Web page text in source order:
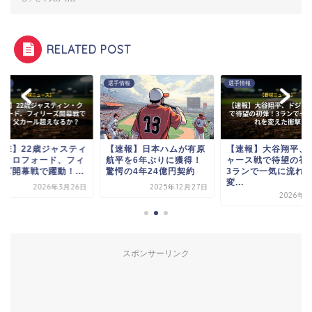
RELATED POST
撃】22歳ジャスティ
クロフォード、フィ
ズ開幕戦で躍動！...
2026年3月26日
選手情報
【速報】日本ハムが有原
航平を6年ぶりに獲得！
驚愕の4年24億円契約
2025年12月27日
選手情報
【速報】大谷翔平、
ャース戦で待望の初
3ランで一気に流れ
変...
2026年4
スポンサーリンク